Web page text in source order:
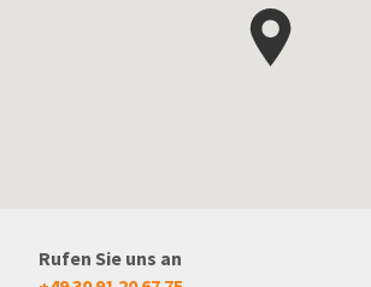
Rufen Sie uns an